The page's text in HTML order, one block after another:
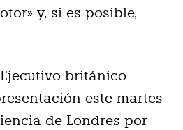
y, si es posible,
británico
este martes
de Londres por